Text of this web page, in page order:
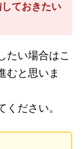
ておきたい
たい場合はこ
むと思いま
ださい。